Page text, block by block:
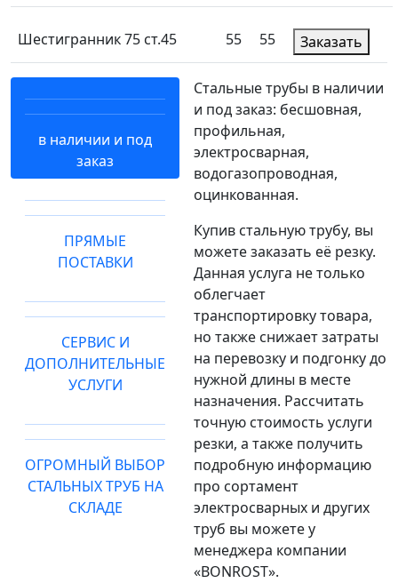
Шестигранник 75 ст.45 55 55 Заказать
в наличии и под
заказ
ПРЯМЫЕ
ПОСТАВКИ
СЕРВИС И
ДОПОЛНИТЕЛЬНЫЕ
УСЛУГИ
ОГРОМНЫЙ ВЫБОР
СТАЛЬНЫХ ТРУБ НА
СКЛАДЕ
Стальные трубы в наличии
и под заказ: бесшовная,
профильная,
электросварная,
водогазопроводная,
оцинкованная.
Купив стальную трубу, вы
можете заказать её резку.
Данная услуга не только
облегчает
транспортировку товара,
но также снижает затраты
на перевозку и подгонку до
нужной длины в месте
назначения. Рассчитать
точную стоимость услуги
резки, а также получить
подробную информацию
про сортамент
электросварных и других
труб вы можете у
менеджера компании
«BONROST».